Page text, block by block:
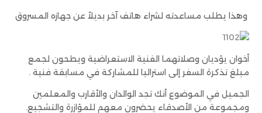
وهذا يطلب مساعدته لشراء هاتف آخر بديلاً عن جهازه المسروق
أخوان يؤديان وصلاتهما الفنية الاستعراضية ويطحون لجمع
مبلغ تذكرة السفر إلى استراليا للمشاركة في مسابقة فنية .
الجميل في الموضوع أنك تجد الوالدان والأقارب والمعلمين
ومجموعة من الأصدقاء يحضرون معهم للمؤازرة والتشجيع.